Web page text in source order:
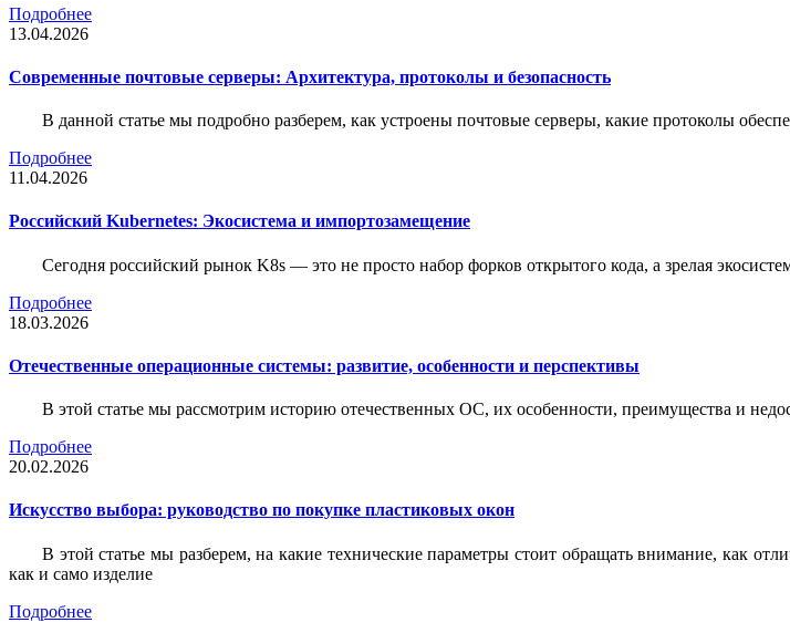
Подробнее
13.04.2026
Современные почтовые серверы: Архитектура, протоколы и безопасность
В данной статье мы подробно разберем, как устроены почтовые серверы, какие протоколы
Подробнее
11.04.2026
Российский Kubernetes: Экосистема и импортозамещение
Сегодня российский рынок K8s — это не просто набор форков открытого кода, а зрелая
Подробнее
18.03.2026
Отечественные операционные системы: развитие, особенности и перспективы
В этой статье мы рассмотрим историю отечественных ОС, их особенности, преимущества и
Подробнее
20.02.2026
Искусство выбора: руководство по покупке пластиковых окон
В этой статье мы разберем, на какие технические параметры стоит обращать внимание, как
как и само изделие
Подробнее